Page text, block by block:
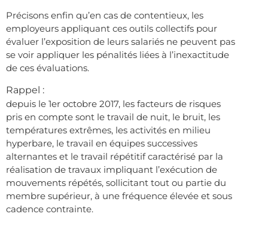
Précisons enfin qu’en cas de contentieux, les
employeurs appliquant ces outils collectifs pour
évaluer l’exposition de leurs salariés ne peuvent pas
se voir appliquer les pénalités liées à l’inexactitude
de ces évaluations.
Rappel :
depuis le 1er octobre 2017, les facteurs de risques
pris en compte sont le travail de nuit, le bruit, les
températures extrêmes, les activités en milieu
hyperbare, le travail en équipes successives
alternantes et le travail répétitif caractérisé par la
réalisation de travaux impliquant l’exécution de
mouvements répétés, sollicitant tout ou partie du
membre supérieur, à une fréquence élevée et sous
cadence contrainte.